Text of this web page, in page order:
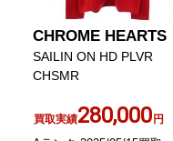
CHROME HEARTS
SAILIN ON HD PLVR
CHSMR
買取実績280,000円